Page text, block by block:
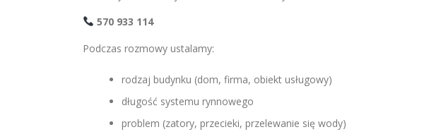
570 933 114
Podczas rozmowy ustalamy:
rodzaj budynku (dom, firma, obiekt usługowy)
długość systemu rynnowego
problem (zatory, przecieki, przelewanie się wody)